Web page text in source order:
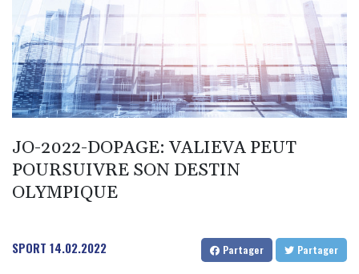
JO-2022-DOPAGE: VALIEVA PEUT
POURSUIVRE SON DESTIN
OLYMPIQUE
SPORT 14.02.2022 Partager Partager